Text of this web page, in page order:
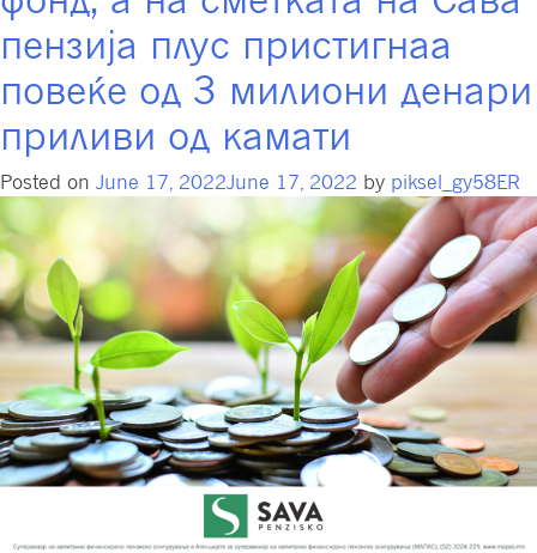
со
кои
управува
Сава
пензиско
друштво
пензија плус пристигнаа
повеќе од 3 милиони денари
приливи од камати
Posted on June 17, 2022June 17, 2022 by piksel_gy58ER